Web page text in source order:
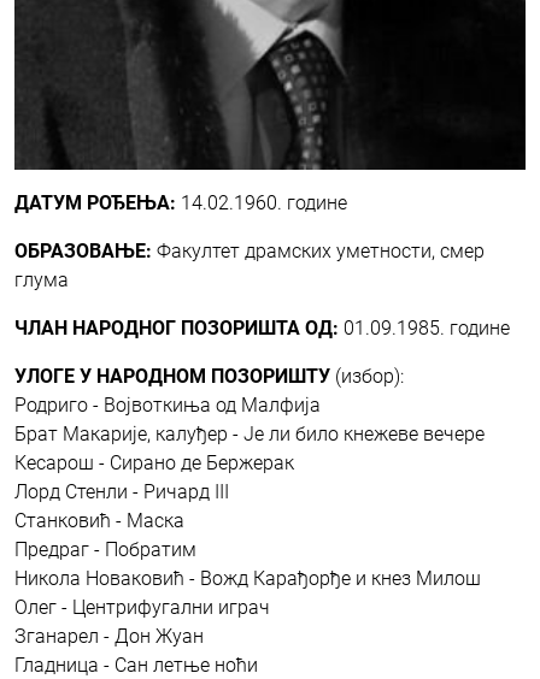
ДАТУМ РОЂЕЊА: 14.02.1960. године
ОБРАЗОВАЊЕ: Факултет драмских уметности, смер
глума
ЧЛАН НАРОДНОГ ПОЗОРИШТА ОД: 01.09.1985. године
УЛОГЕ У НАРОДНОМ ПОЗОРИШТУ (избор):
Родриго - Војвоткиња од Малфија
Брат Макарије, калуђер - Је ли било кнежеве вечере
Кесарош - Сирано де Бержерак
Лорд Стенли - Ричард III
Станковић - Маска
Предраг - Побратим
Никола Новаковић - Вожд Карађорђе и кнез Милош
Олег - Центрифугални играч
Зганарел - Дон Жуан
Гладница - Сан летње ноћи